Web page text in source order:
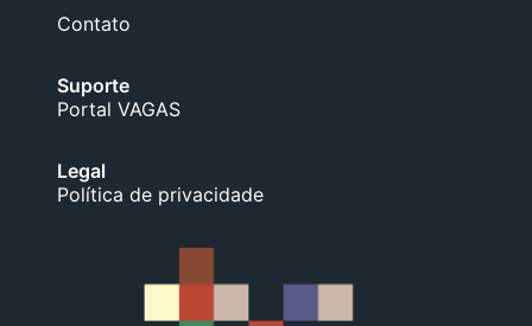
Contato
Suporte
Portal VAGAS
Legal
Política de privacidade